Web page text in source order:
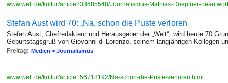
www.welt.de/kultur/article233685548/Journalismus-Mathias-Doepfner-
Stefan Aust wird 70: „Na, schon die Puste verloren
Stefan Aust, Chefredakteur und Herausgeber der „Welt“, wird heute 70
Geburtstagsgruß von Giovanni di Lorenzo, seinem langjährigen Kollegen
Freitag: Medien > Journalismus
www.welt.de/kultur/article156718192/Na-schon-die-Puste-verloren.html